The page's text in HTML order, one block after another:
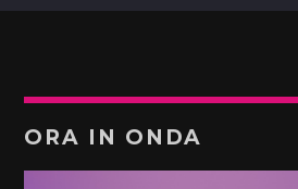
ORA IN ONDA